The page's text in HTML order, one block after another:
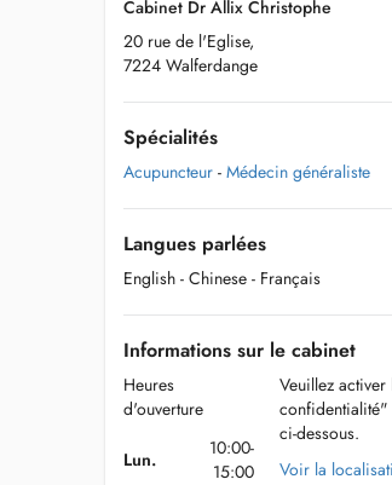
Cabinet Dr Allix Christophe
20 rue de l'Eglise,
7224 Walferdange
Spécialités
Acupuncteur - Médecin généraliste
Langues parlées
English - Chinese - Français
Informations sur le cabinet
Heures
d'ouverture
Lun.
10:00-
15:00
Veuillez
confidentialité"
ci-dessous.
Voir la